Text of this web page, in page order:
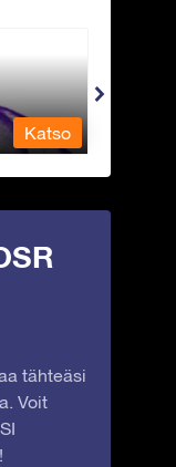
Katso
tähteäsi
Voit
!